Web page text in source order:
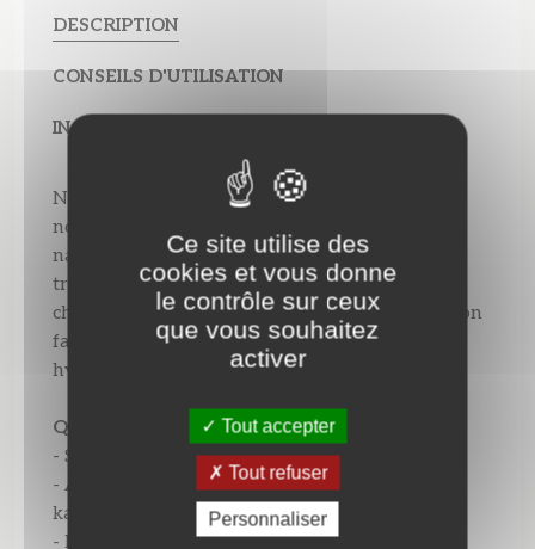
DESCRIPTION
CONSEILS D'UTILISATION
INGRÉDIENTS
Notre savon surgras de Marseille enrichi avec
notre huile essentielle de Lavandin 100%
naturelle est élaboré avec la méthode
traditionnelle des savons de Marseille. Cuit au
chaudron, naturellement glycériné, notre savon
fabriqué avec du beurre de karité, nettoie et
hydrate sans dessécher votre peau.
Qualités
- Savon de Marseille surgras
- A l'huile essentielle de lavandin et beurre de
karité
- Ingrédients à 99% d'ingrédients d'origine
Ce site utilise des
cookies et vous donne
le contrôle sur ceux
que vous souhaitez
activer
Tout accepter
Tout refuser
Personnaliser